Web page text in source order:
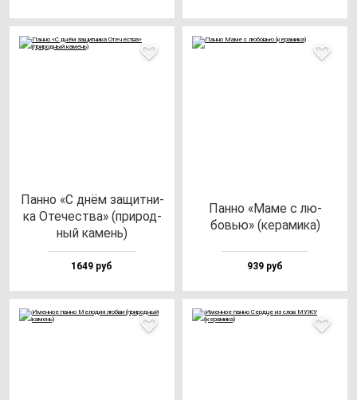
Пан­но «С днём за­щит­ни­
ка Оте­чес­тва» (при­род­
ный ка­мень)
1649 руб
Пан­но «Маме с лю­
бовью» (ке­ра­ми­ка)
939 руб